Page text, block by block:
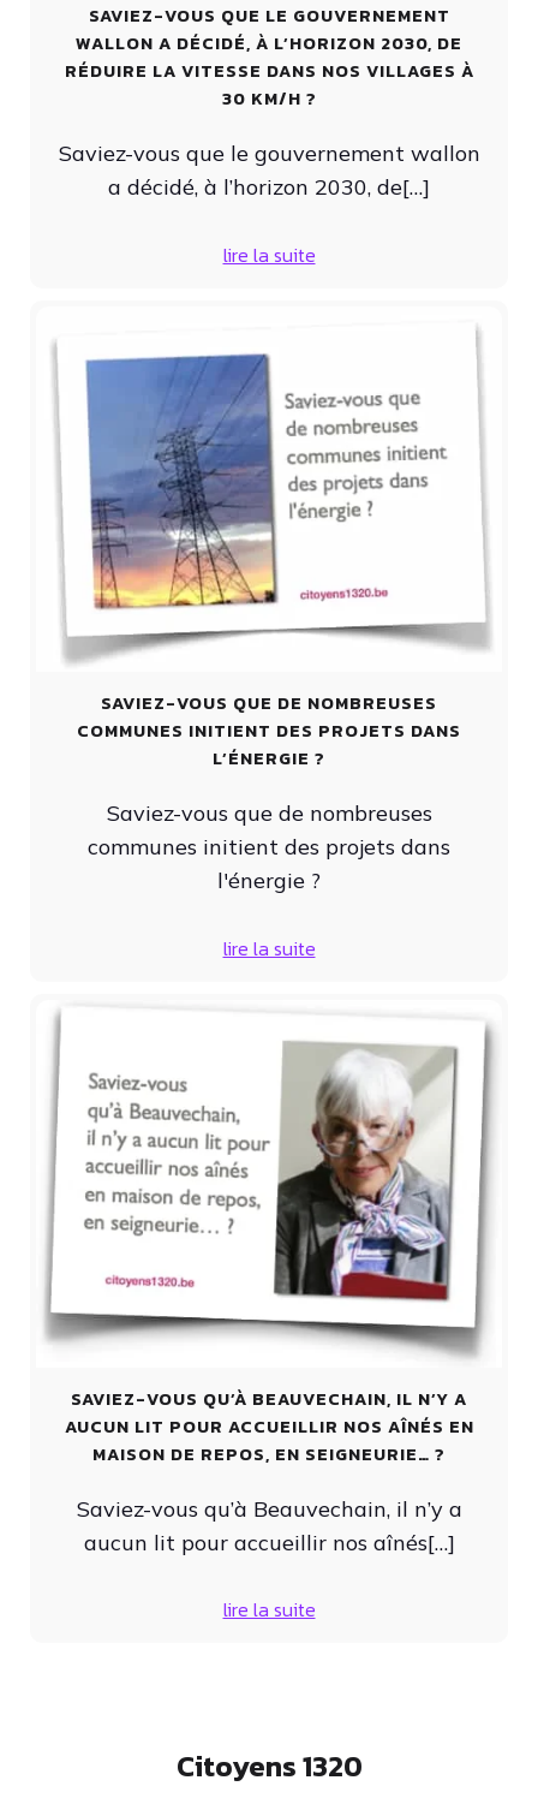
SAVIEZ-VOUS QUE LE GOUVERNEMENT
WALLON A DÉCIDÉ, À L’HORIZON 2030, DE
RÉDUIRE LA VITESSE DANS NOS VILLAGES À
30 KM/H ?
Saviez-vous que le gouvernement wallon
a décidé, à l’horizon 2030, de[…]
lire la suite
SAVIEZ-VOUS QUE DE NOMBREUSES
COMMUNES INITIENT DES PROJETS DANS
L’ÉNERGIE ?
Saviez-vous que de nombreuses
communes initient des projets dans
l'énergie ?
lire la suite
SAVIEZ-VOUS QU’À BEAUVECHAIN, IL N’Y A
AUCUN LIT POUR ACCUEILLIR NOS AÎNÉS EN
MAISON DE REPOS, EN SEIGNEURIE… ?
Saviez-vous qu’à Beauvechain, il n’y a
aucun lit pour accueillir nos aînés[…]
lire la suite
Citoyens 1320